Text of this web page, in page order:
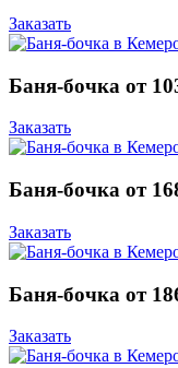
Заказать
Баня-бочка от
Заказать
Баня-бочка от
Заказать
Баня-бочка от
Заказать